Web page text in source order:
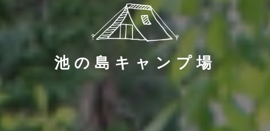
池の島キャンプ場